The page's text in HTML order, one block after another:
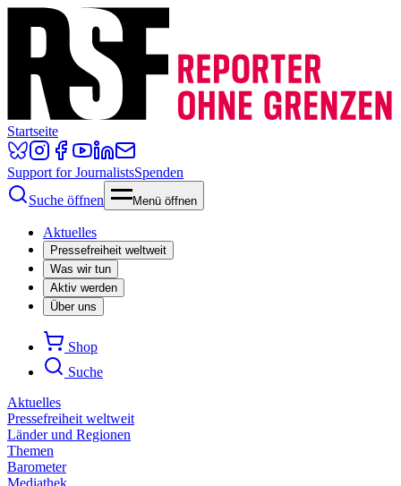
Startseite
Support for JournalistsSpenden
Suche öffnen
Menü öffnen
Aktuelles
Pressefreiheit weltweit
Was wir tun
Aktiv werden
Über uns
Shop
Suche
Aktuelles
Pressefreiheit weltweit
Länder und Regionen
Themen
Barometer